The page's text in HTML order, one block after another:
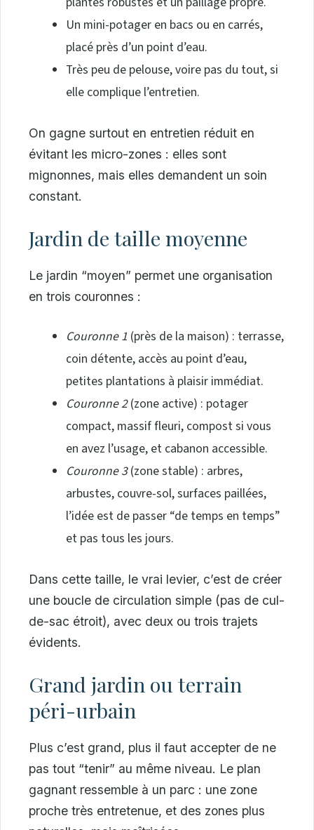
Un mini-potager en bacs ou en carrés,
placé près d’un point d’eau.
Très peu de pelouse, voire pas du tout, si
elle complique l’entretien.
On gagne surtout en entretien réduit en
évitant les micro-zones : elles sont
mignonnes, mais elles demandent un soin
constant.
Jardin de taille moyenne
Le jardin “moyen” permet une organisation
en trois couronnes :
Couronne 1 (près de la maison) : terrasse,
coin détente, accès au point d’eau,
petites plantations à plaisir immédiat.
Couronne 2(zone active) : potager
compact, massif fleuri, compost si vous
en avez l’usage, et cabanon accessible.
Couronne 3(zone stable) : arbres,
arbustes, couvre-sol, surfaces paillées,
l’idée est de passer “de temps en temps”
et pas tous les jours.
Dans cette taille, le vrai levier, c’est de créer
une boucle de circulation simple (pas de cul-
de-sac étroit), avec deux ou trois trajets
évidents.
Grand jardin ou terrain
péri-urbain
Plus c’est grand, plus il faut accepter de ne
pas tout “tenir” au même niveau. Le plan
gagnant ressemble à un parc : une zone
proche très entretenue, et des zones plus